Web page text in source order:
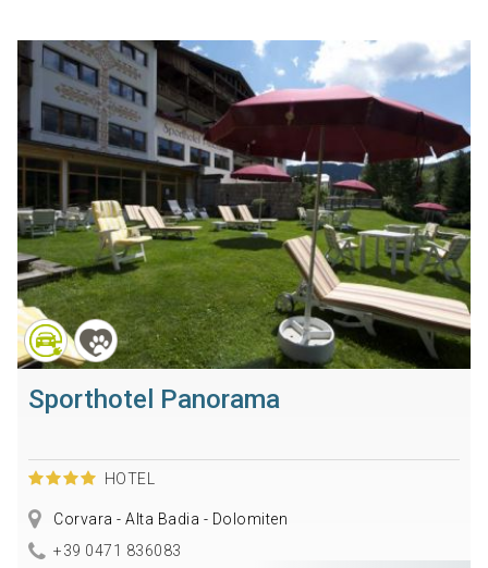
Sporthotel Panorama
HOTEL
Corvara - Alta Badia - Dolomiten
+39 0471 836083